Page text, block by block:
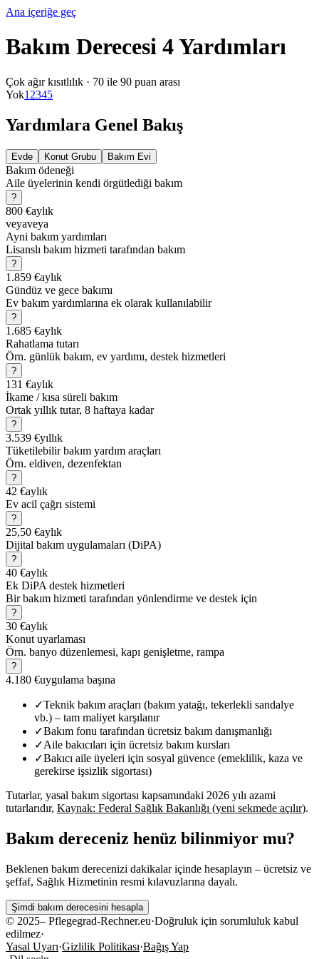
Ana içeriğe geç
Bakım Derecesi 4 Yardımları
Çok ağır kısıtlılık · 70 ile 90 puan arası
Yok1 2345
Yardımlara Genel Bakış
Evde Konut Grubu Bakım Evi
Bakım ödeneği
Aile üyelerinin kendi örgütlediği bakım
?
800 €aylık
veyaveya
Ayni bakım yardımları
Lisanslı bakım hizmeti tarafından bakım
?
1.859 €aylık
Gündüz ve gece bakımı
Ev bakım yardımlarına ek olarak kullanılabilir
?
1.685 €aylık
Rahatlama tutarı
Örn. günlük bakım, ev yardımı, destek hizmetleri
?
131 €aylık
İkame / kısa süreli bakım
Ortak yıllık tutar, 8 haftaya kadar
?
3.539 €yıllık
Tüketilebilir bakım yardım araçları
Örn. eldiven, dezenfektan
?
42 €aylık
Ev acil çağrı sistemi
?
25,50 €aylık
Dijital bakım uygulamaları (DiPA)
?
40 €aylık
Ek DiPA destek hizmetleri
Bir bakım hizmeti tarafından yönlendirme ve destek için
?
30 €aylık
Konut uyarlaması
Örn. banyo düzenlemesi, kapı genişletme, rampa
?
4.180 €uygulama başına
✓Teknik bakım araçları (bakım yatağı, tekerlekli sandalye
vb.) – tam maliyet karşılanır
✓Bakım fonu tarafından ücretsiz bakım danışmanlığı
✓Aile bakıcıları için ücretsiz bakım kursları
✓Bakıcı aile üyeleri için sosyal güvence (emeklilik, kaza ve
gerekirse işsizlik sigortası)
Tutarlar, yasal bakım sigortası kapsamındaki 2026 yılı azami
tutarlarıdır, Kaynak: Federal Sağlık Bakanlığı (yeni sekmede açılır).
Bakım dereceniz henüz bilinmiyor mu?
Beklenen bakım derecenizi dakikalar içinde hesaplayın – ücretsiz ve
şeffaf, Sağlık Hizmetinin resmi kılavuzlarına dayalı.
Şimdi bakım derecesini hesapla
© 2025– Pflegegrad-Rechner.eu·Doğruluk için sorumluluk kabul
edilmez·
Yasal Uyarı·Gizlilik Politikası·Bağış Yap